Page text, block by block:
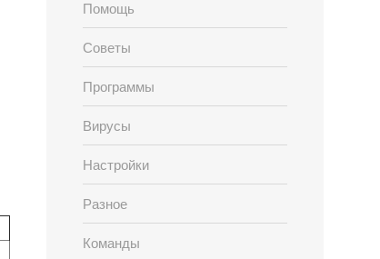
Помощь
Советы
Программы
Вирусы
Настройки
Разное
Команды